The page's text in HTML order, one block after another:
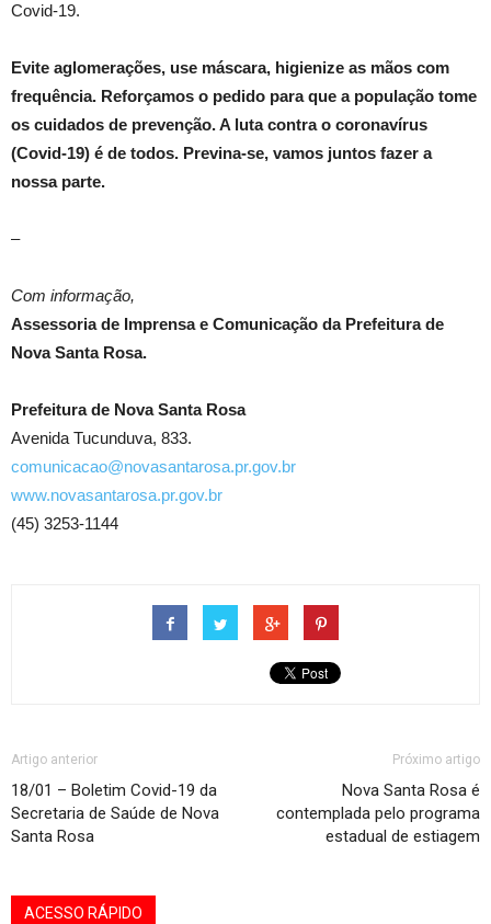
Covid-19.
Evite aglomerações, use máscara, higienize as mãos com
frequência. Reforçamos o pedido para que a população tome
os cuidados de prevenção. A luta contra o coronavírus
(Covid-19) é de todos. Previna-se, vamos juntos fazer a
nossa parte.
–
Com informação,
Assessoria de Imprensa e Comunicação da Prefeitura de
Nova Santa Rosa.
Prefeitura de Nova Santa Rosa
Avenida Tucunduva, 833.
comunicacao@novasantarosa.pr.gov.br
www.novasantarosa.pr.gov.br
(45) 3253-1144
Artigo anterior
18/01 – Boletim Covid-19 da
Secretaria de Saúde de Nova
Santa Rosa
Próximo artigo
Nova Santa Rosa é
contemplada pelo programa
estadual de estiagem
ACESSO RÁPIDO